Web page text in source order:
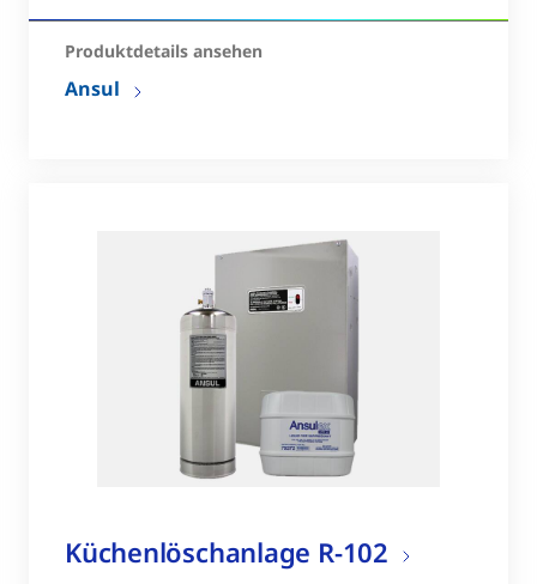
Produktdetails ansehen​
Ansul
Küchenlöschanlage R-102